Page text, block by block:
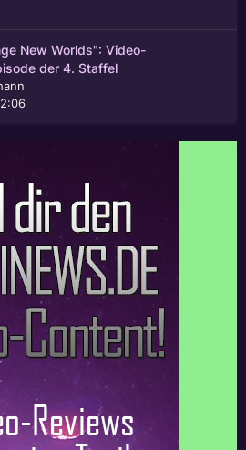
New Worlds": Video-
der 4. Staffel